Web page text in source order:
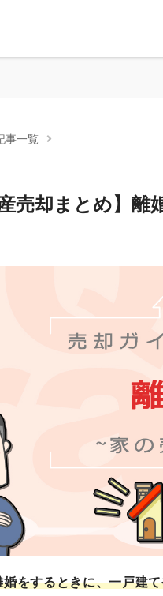
事一覧
産売却まとめ】
婚をするときに、一戸建